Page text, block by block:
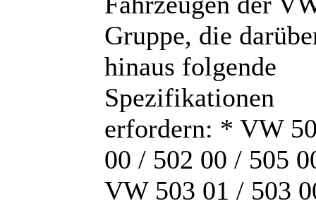
Gruppe, die
hinaus folgende
Spezifikationen
erfordern: * VW
00 / 502 00 / 505
VW 503 01 / 503